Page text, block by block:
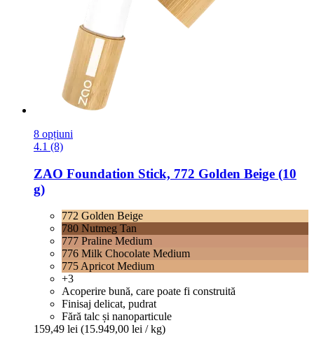
8 opțiuni
4.1 (8)
ZAO Foundation Stick, 772 Golden Beige (10
g)
772 Golden Beige
780 Nutmeg Tan
777 Praline Medium
776 Milk Chocolate Medium
775 Apricot Medium
+3
Acoperire bună, care poate fi construită
Finisaj delicat, pudrat
Fără talc și nanoparticule
159,49 lei (15.949,00 lei / kg)